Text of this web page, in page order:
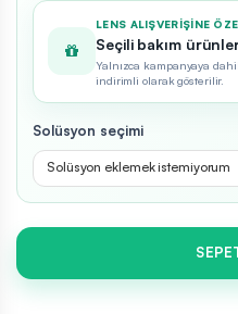
LENS ALIŞVERIŞINE
Seçili bakım
Yalnızca kampanyaya
indirimli olarak gösterilir.
Solüsyon seçimi
Solüsyon eklemek istemiyorum